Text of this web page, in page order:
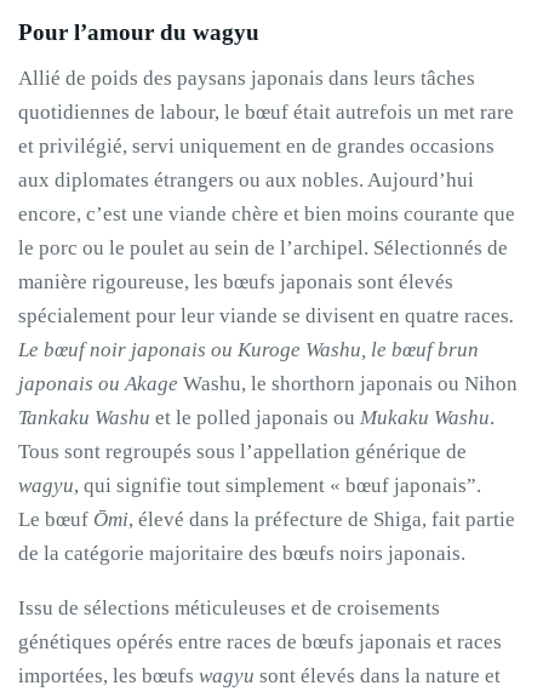
Pour l’amour du wagyu
Allié de poids des paysans japonais dans leurs tâches
quotidiennes de labour, le bœuf était autrefois un met rare
et privilégié, servi uniquement en de grandes occasions
aux diplomates étrangers ou aux nobles. Aujourd’hui
encore, c’est une viande chère et bien moins courante que
le porc ou le poulet au sein de l’archipel. Sélectionnés de
manière rigoureuse, les bœufs japonais sont élevés
spécialement pour leur viande se divisent en quatre races.
Le bœuf noir japonais ou Kuroge Washu, le bœuf brun
japonais ou Akage Washu, le shorthorn japonais ou Nihon
Tankaku Washu et le polled japonais ou Mukaku Washu.
Tous sont regroupés sous l’appellation générique de
wagyu, qui signifie tout simplement « bœuf japonais”.
Le bœuf Ōmi, élevé dans la préfecture de Shiga, fait partie
de la catégorie majoritaire des bœufs noirs japonais.
Issu de sélections méticuleuses et de croisements
génétiques opérés entre races de bœufs japonais et races
importées, les bœufs wagyu sont élevés dans la nature et